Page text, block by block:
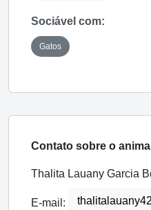
Sociável com:
Gatos
Contato sobre o animal
Thalita Lauany Garcia
E-mail: